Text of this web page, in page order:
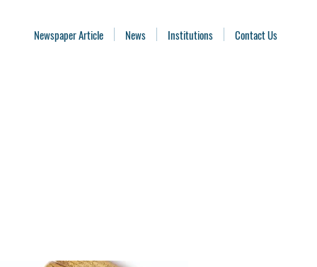
Newspaper Article News Institutions Contact Us